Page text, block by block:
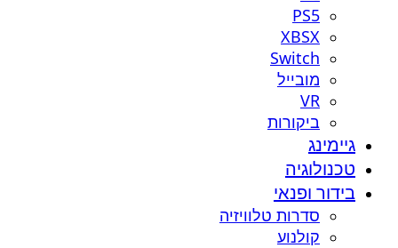
PS5
XBSX
Switch
מובייל
VR
ביקורות
גיימינג
טכנולוגיה
בידור ופנאי
סדרות טלוויזיה
קולנוע